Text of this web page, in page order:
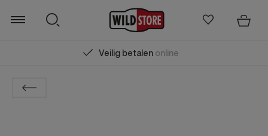
Veilig betalenonline
Zoeken